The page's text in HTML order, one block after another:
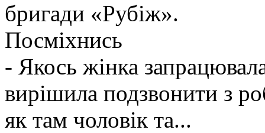
бригади «Рубіж».
Посміхнись
- Якось жінка
вирішила подзвонити з
як там чоловік та...